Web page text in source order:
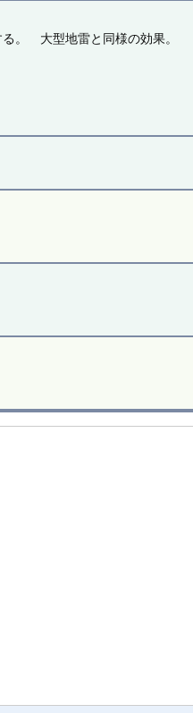
。 大型地雷と同様の効果。